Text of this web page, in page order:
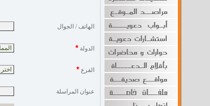
الهاتف / الجوال
الدولة *
الفرع *
عنوان المراسلة